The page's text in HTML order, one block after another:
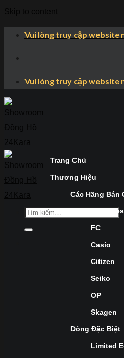
Vui lòng truy cập website
Vui lòng truy cập website
Trang Chủ
Thương Hiệu
Các Hãng Bán
Longines
FC
Casio
Citizen
Seiko
OP
Skagen
Dòng Đặc Biệt
Limited